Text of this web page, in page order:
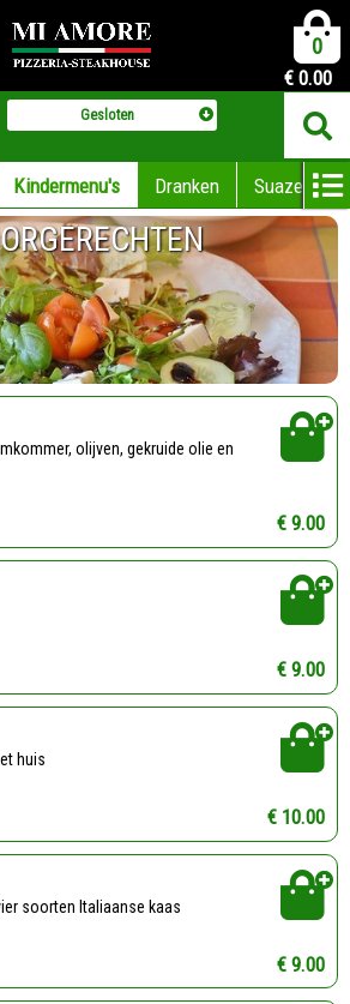
0
€ 0.00
Gesloten
Kindermenu's Dranken Suazen
€ 9.00
€ 9.00
huis
€ 10.00
soorten Italiaanse kaas
€ 9.00